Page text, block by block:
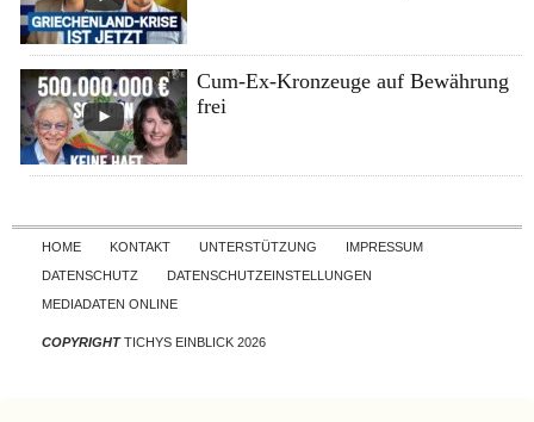
Cum-Ex-Kronzeuge auf Bewährung
frei
Skip to content
HOME KONTAKT UNTERSTÜTZUNG
IMPRESSUM
DATENSCHUTZ
DATENSCHUTZEINSTELLUNGEN
MEDIADATEN ONLINE
COPYRIGHTTICHYS EINBLICK 2026